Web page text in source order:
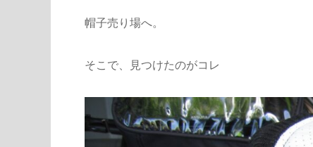
帽子売り場へ。
そこで、見つけたのがコレ